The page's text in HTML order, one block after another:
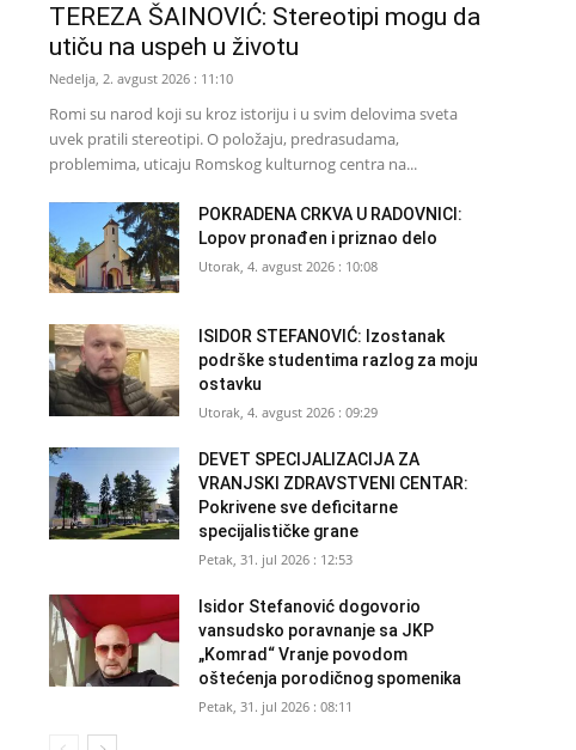
TEREZA ŠAINOVIĆ: Stereotipi mogu da
utiču na uspeh u životu
Nedelja, 2. avgust 2026 : 11:10
Romi su narod koji su kroz istoriju i u svim delovima sveta
uvek pratili stereotipi. O položaju, predrasudama,
problemima, uticaju Romskog kulturnog centra na...
POKRADENA CRKVA U RADOVNICI:
Lopov pronađen i priznao delo
Utorak, 4. avgust 2026 : 10:08
ISIDOR STEFANOVIĆ: Izostanak
podrške studentima razlog za moju
ostavku
Utorak, 4. avgust 2026 : 09:29
DEVET SPECIJALIZACIJA ZA
VRANJSKI ZDRAVSTVENI CENTAR:
Pokrivene sve deficitarne
specijalističke grane
Petak, 31. jul 2026 : 12:53
Isidor Stefanović dogovorio
vansudsko poravnanje sa JKP
„Komrad“ Vranje povodom
oštećenja porodičnog spomenika
Petak, 31. jul 2026 : 08:11